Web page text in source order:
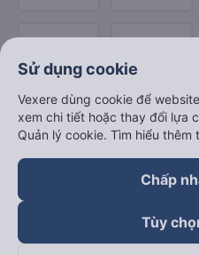
Sử dụng cookie
Vexere dùng cookie để
xem chi tiết hoặc thay đổi lựa
Quản lý cookie. Tìm hiểu thêm
Chấp
Tùy